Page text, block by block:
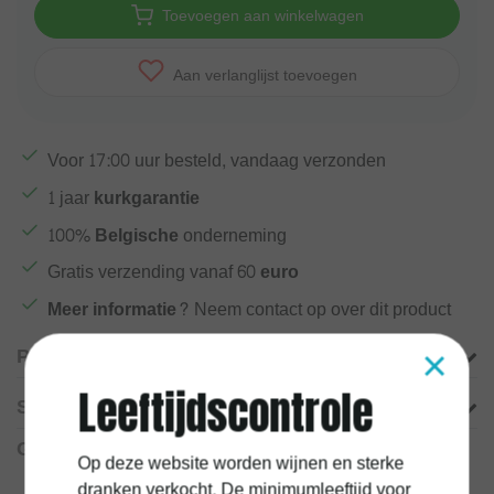
Toevoegen aan winkelwagen
Aan verlanglijst toevoegen
Voor 17:00 uur besteld, vandaag verzonden
1 jaarkurkgarantie
100%Belgische onderneming
Gratis verzending vanaf60 euro
Meer informatie? Neem contact op over dit product
Productomschrijving
Specificaties
Gerelateerde producten
×
Leeftijdscontrole
Op deze website worden wijnen en sterke